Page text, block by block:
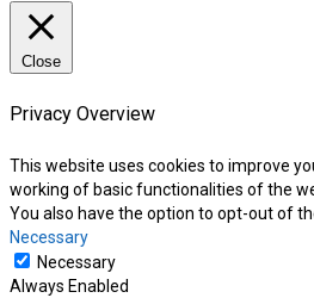
Close
Privacy Overview
This website uses cookies to improve
working of basic functionalities of the
You also have the option to opt-out of
Necessary
Necessary
Always Enabled